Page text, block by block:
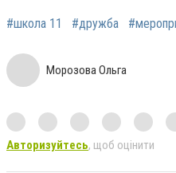
#школа 11 #дружба
Морозова Ольга
Авторизуйтесь, щоб оцінити